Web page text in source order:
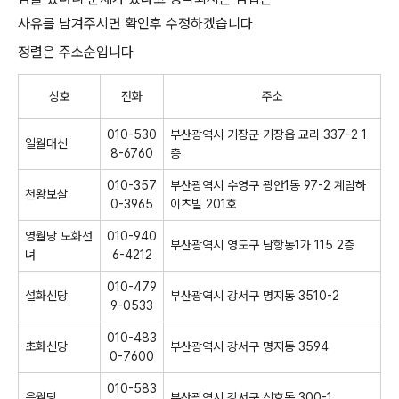
사유를 남겨주시면 확인후 수정하겠습니다
정렬은 주소순입니다
상호 전화 주소
일월대신
010-530
8-6760
부산광역시 기장군 기장읍 교리 337-2 1
층
천왕보살
010-357
0-3965
부산광역시 수영구 광안1동 97-2 계림하
이츠빌 201호
영월당 도화선
녀
010-940
6-4212
부산광역시 영도구 남항동1가 115 2층
설화신당
010-479
9-0533
부산광역시 강서구 명지동 3510-2
초화신당
010-483
0-7600
부산광역시 강서구 명지동 3594
010-583